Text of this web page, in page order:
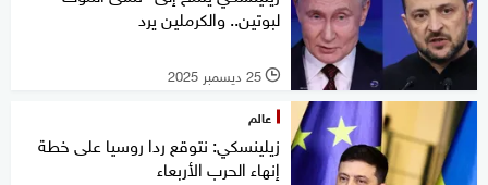
لبوتين.. والكرملين يرد
l 25 ديسمبر 2025
عالم
زيلينسكي: نتوقع ردا روسيا على خطة
إنهاء الحرب الأربعاء